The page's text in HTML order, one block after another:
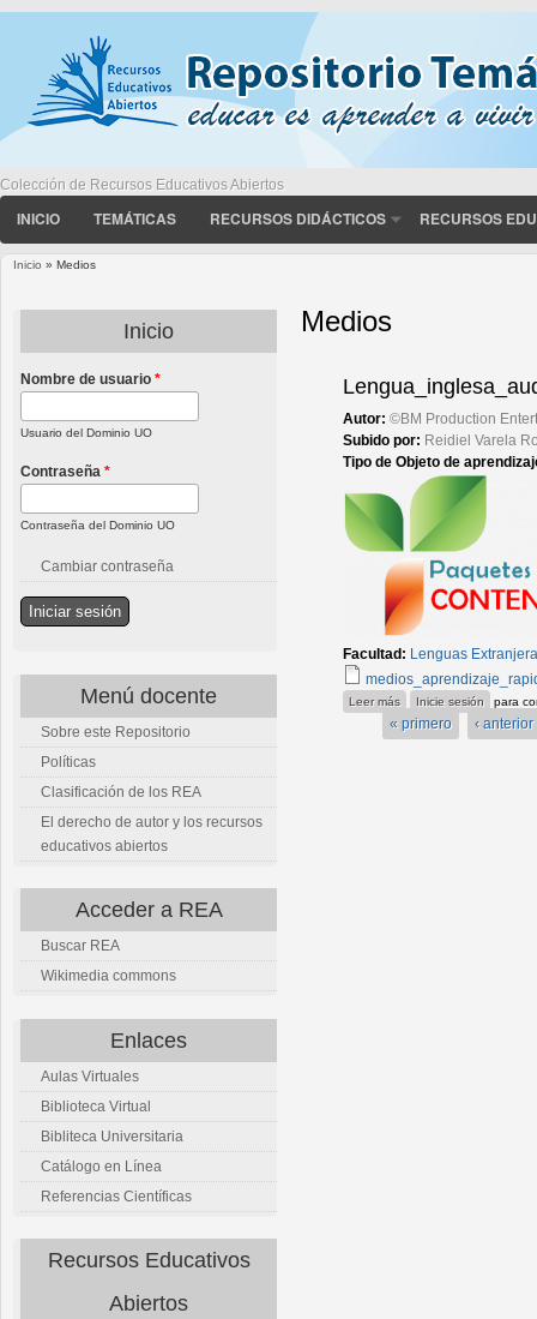
Colección de Recursos Educativos Abiertos
INICIO TEMÁTICAS RECURSOS DIDÁCTICOS RECURSOS
Inicio » Medios
Medios
Autor: ©BM Production
Subido por: Reidiel Varela
Tipo de Objeto de
Facultad: Lenguas
Leer más sobre
Inicie sesión para
Páginas
« primero ‹ anterior
Inicio
Nombre de usuario *
Usuario del Dominio UO
Contraseña *
Contraseña del Dominio UO
Cambiar contraseña
Menú docente
Sobre este Repositorio
Políticas
Clasificación de los REA
El derecho de autor y los recursos
educativos abiertos
Acceder a REA
Buscar REA
Wikimedia commons
Enlaces
Aulas Virtuales
Biblioteca Virtual
Bibliteca Universitaria
Catálogo en Línea
Referencias Científicas
Recursos Educativos
Abiertos